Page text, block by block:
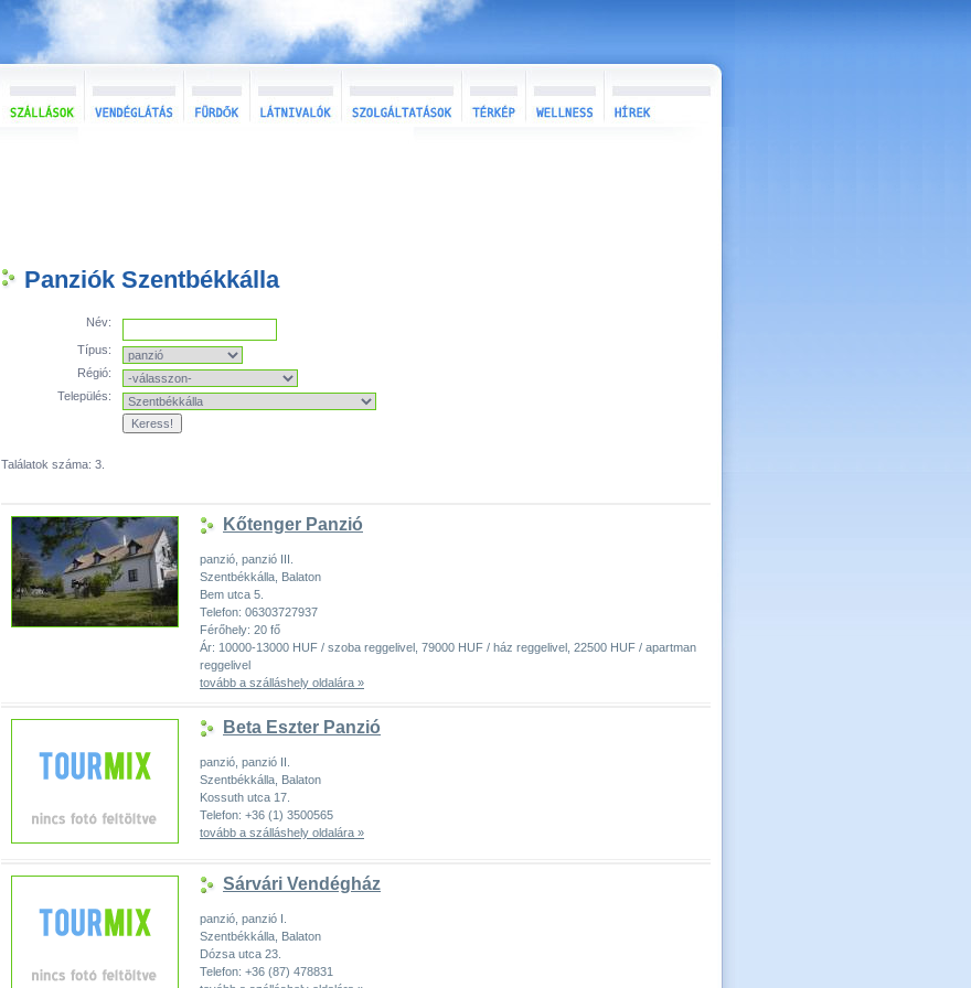
Panziók Szentbékkálla
Név:
Típus:
Régió:
Település:
Találatok száma: 3.
Kőtenger Panzió
panzió, panzió III.
Szentbékkálla, Balaton
Bem utca 5.
Telefon: 06303727937
Férőhely: 20 fő
Ár: 10000-13000 HUF / szoba reggelivel, 79000 HUF / ház reggelivel, 22500 HUF / apartman
reggelivel
tovább a szálláshely oldalára »
Beta Eszter Panzió
panzió, panzió II.
Szentbékkálla, Balaton
Kossuth utca 17.
Telefon: +36 (1) 3500565
tovább a szálláshely oldalára »
Sárvári Vendégház
panzió, panzió I.
Szentbékkálla, Balaton
Dózsa utca 23.
Telefon: +36 (87) 478831